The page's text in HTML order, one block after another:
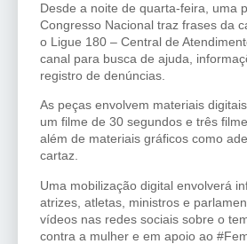
Desde a noite de quarta-feira, uma
Congresso Nacional traz frases da
o Ligue 180 – Central de
canal para busca de ajuda,
registro de denúncias.
As peças envolvem materiais
um filme de 30 segundos e três
além de materiais gráficos como
cartaz.
Uma mobilização digital envolverá
atrizes, atletas, ministros e
vídeos nas redes sociais sobre o
contra a mulher e em apoio ao